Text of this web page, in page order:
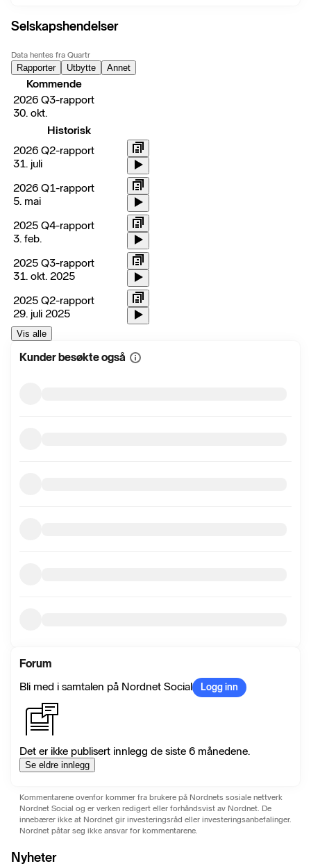
Selskapshendelser
Data hentes fra Quartr
Rapporter Utbytte Annet
Kommende
2026 Q3-rapport
30. okt.
Historisk
2026 Q2-rapport
31. juli
2026 Q1-rapport
5. mai
2025 Q4-rapport
3. feb.
2025 Q3-rapport
31. okt. 2025
2025 Q2-rapport
29. juli 2025
Vis alle
Kunder besøkte også Vis
Forum
Bli med i samtalen på Nordnet Social
Logg inn
Det er ikke publisert innlegg de siste 6 månedene.
Se eldre innlegg
Kommentarene ovenfor kommer fra brukere på Nordnets sosiale nettverk
Nordnet Social og er verken redigert eller forhåndsvist av Nordnet. De
innebærer ikke at Nordnet gir investeringsråd eller investeringsanbefalinger.
Nordnet påtar seg ikke ansvar for kommentarene.
Nyheter